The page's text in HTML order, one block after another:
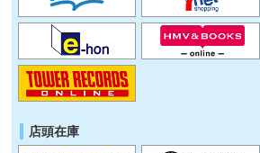
店頭在庫